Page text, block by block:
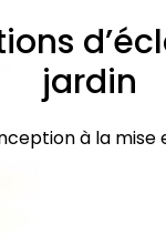
jardin
à la mise